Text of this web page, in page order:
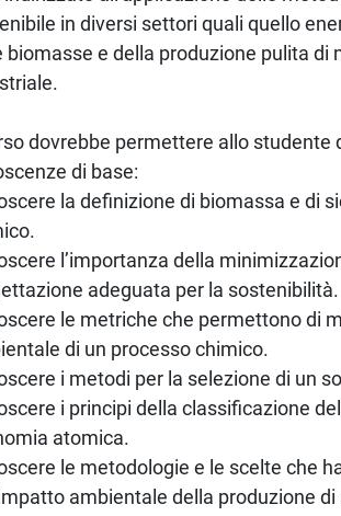
in diversi settori quali quello
biomasse e della produzione pulita di
dovrebbe permettere allo studente
di base:
la definizione di biomassa e di
l’importanza della
adeguata per la sostenibilità.
le metriche che permettono di
di un processo chimico.
i metodi per la selezione di un
i principi della classificazione
atomica.
le metodologie e le scelte che
ambientale della produzione